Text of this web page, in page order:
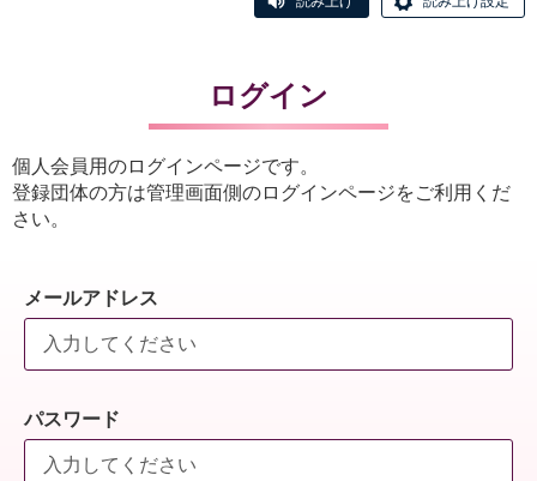
ログイン
個人会員用のログインページです。
登録団体の方は管理画面側のログインページをご利用くだ
さい。
メールアドレス
パスワード